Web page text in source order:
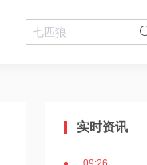
实时资讯
09:26